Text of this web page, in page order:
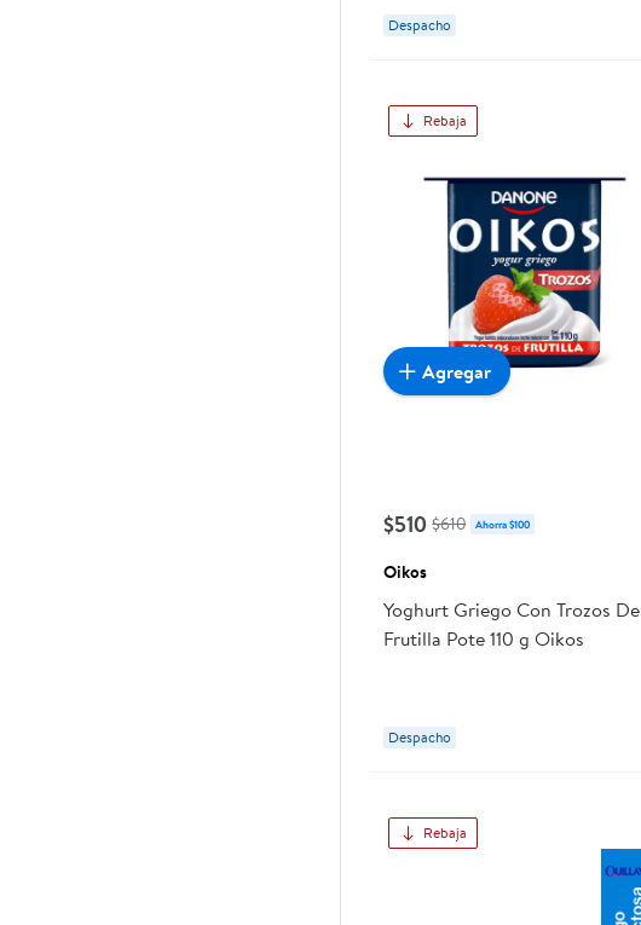
Despacho
Rebaja
$510 $610 Ahorra $100
Oikos
Yoghurt Griego Con Trozos De
Frutilla Pote 110 g Oikos
Despacho
Agregar
Rebaja